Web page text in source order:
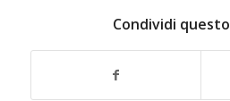
Condividi